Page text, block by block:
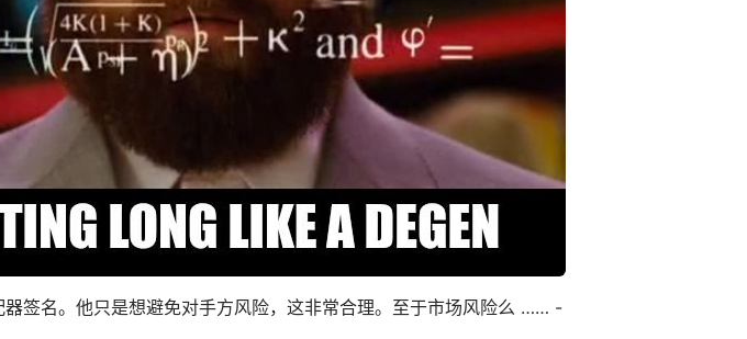
签名。他只是想避免对手方风险，这非常合理。至于市场风险么 …… -